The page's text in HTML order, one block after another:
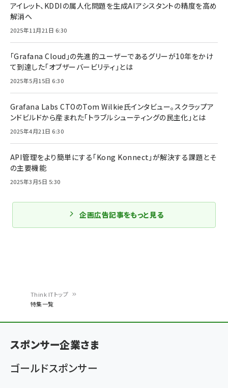
く
ず
Think ITトップ
特集一覧
アイレット、KDDIの属人化問題を生成AIアシスタントの精度を高め
解消へ
2025年11月21日 6:30
「Grafana Cloud」の先進的ユーザーであるグリーが10年をかけ
て到達した「オブザーバービリティ」とは
2025年5月15日 6:30
Grafana Labs CTOのTom Wilkie氏インタビュー。スクラップア
ンドビルドから産まれた「トラブルシューティングの民主化」とは
2025年4月21日 6:30
API管理をより簡単にする「Kong Konnect」が解決する課題とそ
の主要機能
2025年3月5日 5:30
企画広告記事をもっと見る
スポンサー企業さま
ゴールドスポンサー